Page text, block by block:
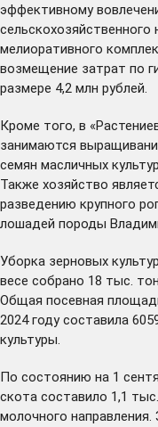
эффективному
сельскохозяйственного
мелиоративного
возмещение затрат по
размере 4,2 млн рублей.
Кроме того, в
занимаются
семян масличных
Также хозяйство
разведению крупного
лошадей породы
Уборка зерновых
весе собрано 18 тыс.
Общая посевная
2024 году составила
культуры.
По состоянию на 1
скота составило 1,1
молочного